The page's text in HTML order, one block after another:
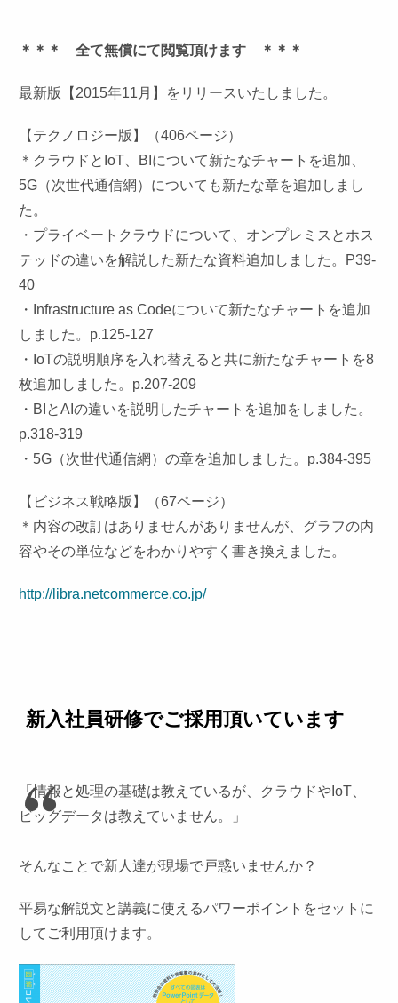
＊＊＊ 全て無償にて閲覧頂けます ＊＊＊
最新版【2015年11月】をリリースいたしました。
【テクノロジー版】（406ページ）
＊クラウドとIoT、BIについて新たなチャートを追加、
5G（次世代通信網）についても新たな章を追加しまし
た。
・プライベートクラウドについて、オンプレミスとホス
テッドの違いを解説した新たな資料追加しました。P39-
40
・Infrastructure as Codeについて新たなチャートを追加
しました。p.125-127
・IoTの説明順序を入れ替えると共に新たなチャートを8
枚追加しました。p.207-209
・BIとAIの違いを説明したチャートを追加をしました。
p.318-319
・5G（次世代通信網）の章を追加しました。p.384-395
【ビジネス戦略版】（67ページ）
＊内容の改訂はありませんがありませんが、グラフの内
容やその単位などをわかりやすく書き換えました。
http://libra.netcommerce.co.jp/
新入社員研修でご採用頂いています
「情報と処理の基礎は教えているが、クラウドやIoT、
ビッグデータは教えていません。」
そんなことで新人達が現場で戸惑いませんか？
平易な解説文と講義に使えるパワーポイントをセットに
してご利用頂けます。